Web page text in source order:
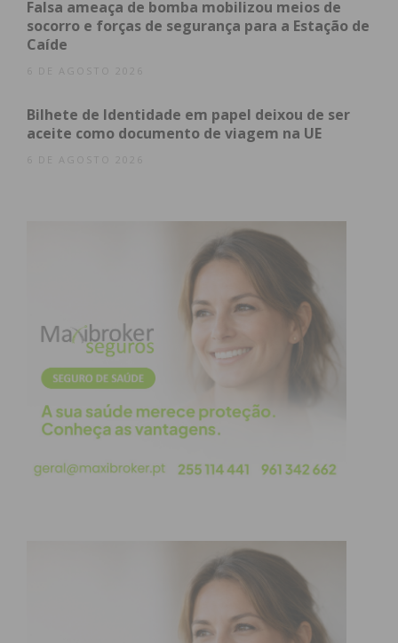
Internacionais entre outros.
Subscreva a newsletter do
Assine nossa newsletter por e-mail e
obtenha de forma regular a informação
atualizada.
Eu li e concordo com os
condições
Falsa ameaça de bomba mobilizou meios de
socorro e forças de segurança para a Estação de
Caíde
6 DE AGOSTO 2026
Bilhete de Identidade em papel deixou de ser
aceite como documento de viagem na UE
6 DE AGOSTO 2026